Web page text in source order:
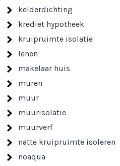
kelderdichting
krediet hypotheek
kruipruimte isolatie
lenen
makelaar huis
muren
muur
muurisolatie
muurverf
natte kruipruimte isoleren
noaqua